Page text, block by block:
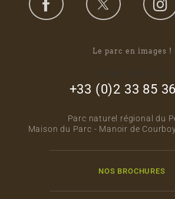
Le parc en images !
+33 (0)2 33 85
Parc naturel régional du
Maison du Parc - Manoir de
NOS BROCHURES